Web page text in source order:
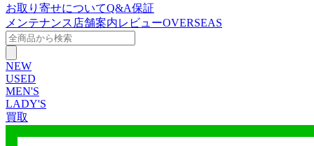
お取り寄せについてQ&A保証
メンテナンス 店舗案内レビューOVERSEAS
NEW
USED
MEN'S
LADY'S
買取